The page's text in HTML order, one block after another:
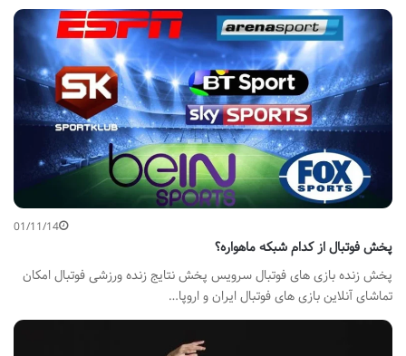
01/11/14
پخش فوتبال از کدام شبکه ماهواره؟
پخش زنده بازی های فوتبال سرویس پخش نتایج زنده ورزشی فوتبال امکان
تماشای آنلاین بازی های فوتبال ایران و اروپا…